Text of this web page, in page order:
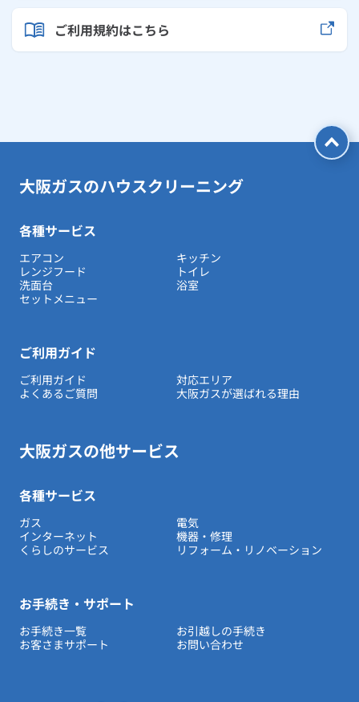
ご利用規約はこちら
大阪ガスのハウスクリーニング
各種サービス
エアコン
キッチン
レンジフード
トイレ
洗面台
浴室
セットメニュー
ご利用ガイド
ご利用ガイド
対応エリア
よくあるご質問
大阪ガスが選ばれる理由
大阪ガスの他サービス
各種サービス
ガス
電気
インターネット
機器・修理
くらしのサービス
リフォーム・リノベーション
お手続き・サポート
お手続き一覧
お引越しの手続き
お客さまサポート
お問い合わせ